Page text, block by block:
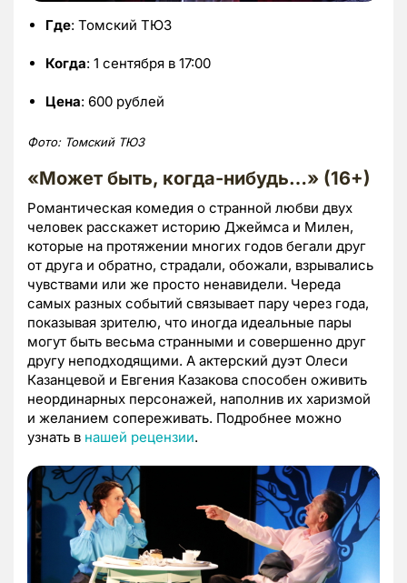
Где: Томский ТЮЗ
Когда: 1 сентября в 17:00
Цена: 600 рублей
Фото: Томский ТЮЗ
«Может быть, когда-нибудь…» (16+)
Романтическая комедия о странной любви двух
человек расскажет историю Джеймса и Милен,
которые на протяжении многих годов бегали друг
от друга и обратно, страдали, обожали, взрывались
чувствами или же просто ненавидели. Череда
самых разных событий связывает пару через года,
показывая зрителю, что иногда идеальные пары
могут быть весьма странными и совершенно друг
другу неподходящими. А актерский дуэт Олеси
Казанцевой и Евгения Казакова способен оживить
неординарных персонажей, наполнив их харизмой
и желанием сопереживать. Подробнее можно
узнать в нашей рецензии.